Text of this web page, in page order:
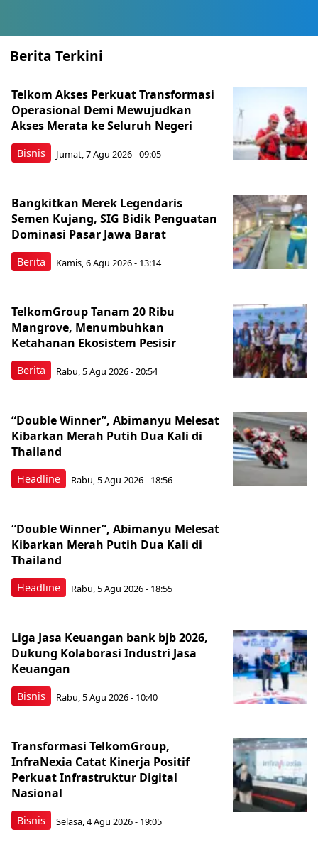
Berita Terkini
Bisnis
Telkom Akses Perkuat Transformasi
Operasional Demi Mewujudkan
Akses Merata ke Seluruh Negeri
Jumat, 7 Agu 2026 - 09:05
Berita
Bangkitkan Merek Legendaris
Semen Kujang, SIG Bidik Penguatan
Dominasi Pasar Jawa Barat
Kamis, 6 Agu 2026 - 13:14
Berita
TelkomGroup Tanam 20 Ribu
Mangrove, Menumbuhkan
Ketahanan Ekosistem Pesisir
Rabu, 5 Agu 2026 - 20:54
Headline
“Double Winner”, Abimanyu Melesat
Kibarkan Merah Putih Dua Kali di
Thailand
Rabu, 5 Agu 2026 - 18:56
Headline
“Double Winner”, Abimanyu Melesat
Kibarkan Merah Putih Dua Kali di
Thailand
Rabu, 5 Agu 2026 - 18:55
Bisnis
Liga Jasa Keuangan bank bjb 2026,
Dukung Kolaborasi Industri Jasa
Keuangan
Rabu, 5 Agu 2026 - 10:40
Bisnis
Transformasi TelkomGroup,
InfraNexia Catat Kinerja Positif
Perkuat Infrastruktur Digital
Nasional
Selasa, 4 Agu 2026 - 19:05